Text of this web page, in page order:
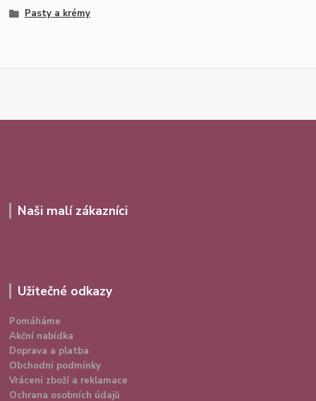
Pasty a krémy
Naši malí zákazníci
Užitečné odkazy
Pomáháme
Akční nabídka
Doprava a platba
Obchodní podmínky
Vrácení zboží a reklamace
Ochrana osobních údajů